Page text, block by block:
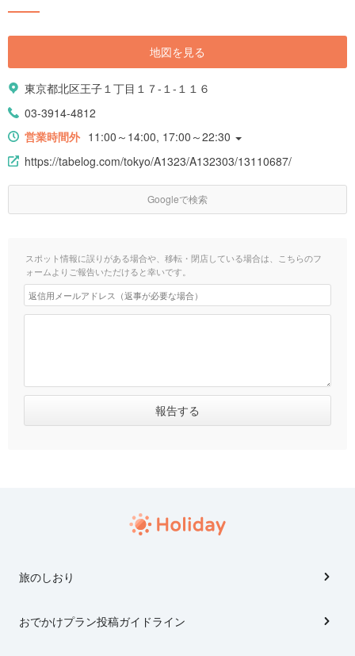
地図を見る
東京都北区王子１丁目１７-１-１１６
03-3914-4812
営業時間外 11:00～14:00, 17:00～22:30
https://tabelog.com/tokyo/A1323/A132303/13110687/
Googleで検索
スポット情報に誤りがある場合や、移転・閉店している場合は、こちらのフ
ォームよりご報告いただけると幸いです。
旅のしおり
おでかけプラン投稿ガイドライン